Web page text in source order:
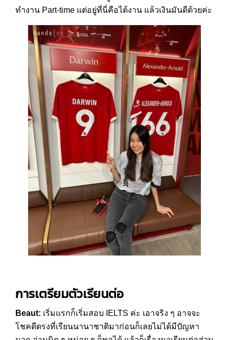
ทำงาน Part-time แต่อยู่ที่นี่คือได้งาน แล้วเงินมันดีด้วยค่ะ
การเตรียมตัวเรียนต่อ
Beaut: เริ่มแรกก็เริ่มสอบ IELTS ค่ะ เอาจริง ๆ อาจจะ
โชคดีตรงที่เรียนนานาชาติมาก่อนก็เลยไม่ได้มีปัญหา